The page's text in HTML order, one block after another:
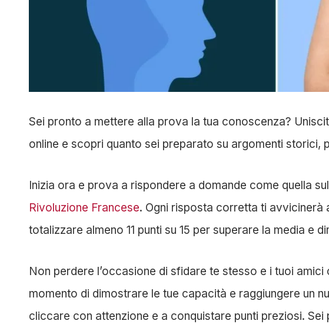
Sei pronto a mettere alla prova la tua conoscenza?
online e scopri quanto sei preparato su argomenti storici,
Inizia ora e prova a rispondere a domande come quella
Rivoluzione Francese. Ogni risposta corretta ti avvicinerà
totalizzare almeno 11 punti su 15 per superare la media e
Non perdere l’occasione di sfidare te stesso e i tuoi amici
momento di dimostrare le tue capacità e raggiungere un
cliccare con attenzione e a conquistare punti preziosi.